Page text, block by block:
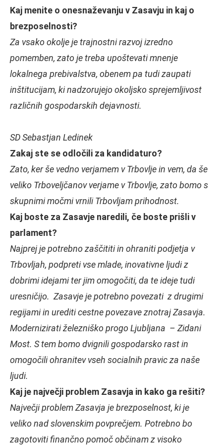
Kaj menite o onesnaževanju v Zasavju in kaj o
brezposelnosti?
Za vsako okolje je trajnostni razvoj izredno
pomemben, zato je treba upoštevati mnenje
lokalnega prebivalstva, obenem pa tudi zaupati
inštitucijam, ki nadzorujejo okoljsko sprejemljivost
različnih gospodarskih dejavnosti.
SD Sebastjan Ledinek
Zakaj ste se odločili za kandidaturo?
Zato, ker še vedno verjamem v Trbovlje in vem, da še
veliko Trboveljčanov verjame v Trbovlje, zato bomo s
skupnimi močmi vrnili Trbovljam prihodnost.
Kaj boste za Zasavje naredili, če boste prišli v
parlament?
Najprej je potrebno zaščititi in ohraniti podjetja v
Trbovljah, podpreti vse mlade, inovativne ljudi z
dobrimi idejami ter jim omogočiti, da te ideje tudi
uresničijo. Zasavje je potrebno povezati z drugimi
regijami in urediti cestne povezave znotraj Zasavja.
Modernizirati železniško progo Ljubljana – Zidani
Most. S tem bomo dvignili gospodarsko rast in
omogočili ohranitev vseh socialnih pravic za naše
ljudi.
Kaj je največji problem Zasavja in kako ga rešiti?
Največji problem Zasavja je brezposelnost, ki je
veliko nad slovenskim povprečjem. Potrebno bo
zagotoviti finančno pomoč občinam z visoko